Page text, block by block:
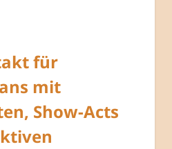
für
mit
Show-Acts